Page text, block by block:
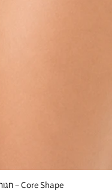
Core Shape – חגורת תמיכה למותן ולאגן